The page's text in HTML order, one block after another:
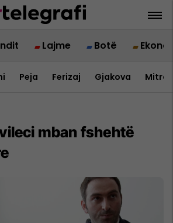
Lajme Botë
Peja Ferizaj Gjakova
mban fshehtë